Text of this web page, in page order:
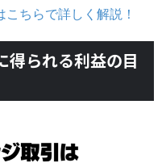
ちらで詳しく解説！
得られる利益の目